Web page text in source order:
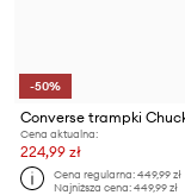
-50%
Converse trampki
Cena aktualna:
224,99 zł
Cena regularna:449,99 zł
Najniższa cena:449,99 zł